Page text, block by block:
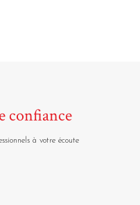
confiance
à votre écoute